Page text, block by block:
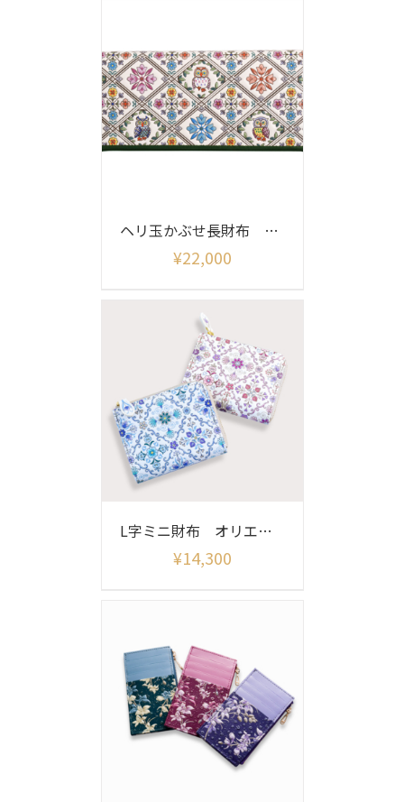
ヘリ玉かぶせ長財布 ふくろうサンライズ
¥22,000
L字ミニ財布 オリエント
¥14,300